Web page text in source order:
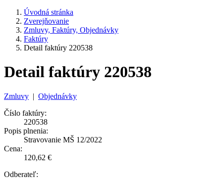
Úvodná stránka
Zverejňovanie
Zmluvy, Faktúry, Objednávky
Faktúry
Detail faktúry 220538
Detail faktúry 220538
Zmluvy | Objednávky
Číslo faktúry:
220538
Popis plnenia:
Stravovanie MŠ 12/2022
Cena:
120,62 €
Odberateľ: